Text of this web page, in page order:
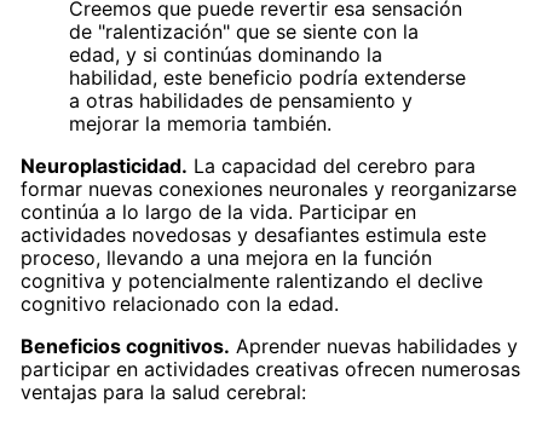
Creemos que puede revertir esa sensación
de "ralentización" que se siente con la
edad, y si continúas dominando la
habilidad, este beneficio podría extenderse
a otras habilidades de pensamiento y
mejorar la memoria también.
Neuroplasticidad. La capacidad del cerebro para
formar nuevas conexiones neuronales y reorganizarse
continúa a lo largo de la vida. Participar en
actividades novedosas y desafiantes estimula este
proceso, llevando a una mejora en la función
cognitiva y potencialmente ralentizando el declive
cognitivo relacionado con la edad.
Beneficios cognitivos. Aprender nuevas habilidades y
participar en actividades creativas ofrecen numerosas
ventajas para la salud cerebral: